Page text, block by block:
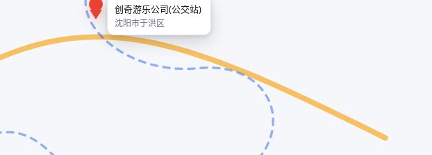
创奇游乐公司(公交站)
沈阳市于洪区